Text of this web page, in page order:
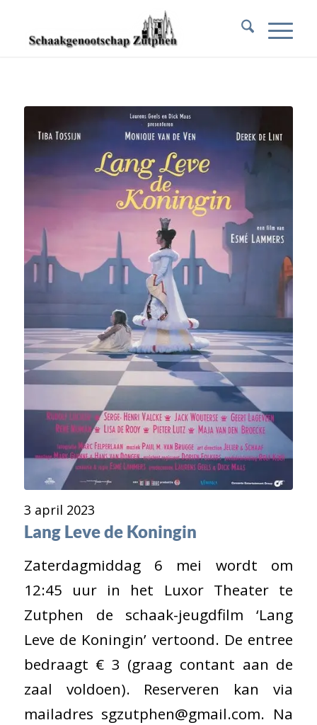
3 april 2023
Lang Leve de Koningin
Zaterdagmiddag 6 mei wordt om
12:45 uur in het Luxor Theater te
Zutphen de schaak-jeugdfilm ‘Lang
Leve de Koningin’ vertoond. De entree
bedraagt € 3 (graag contant aan de
zaal voldoen). Reserveren kan via
mailadres sgzutphen@gmail.com. Na